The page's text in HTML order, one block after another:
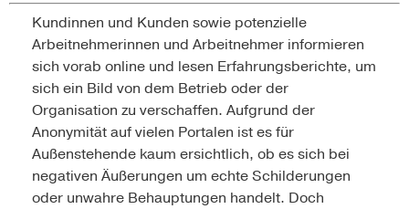
Kundinnen und Kunden sowie potenzielle
Arbeitnehmerinnen und Arbeitnehmer informieren
sich vorab online und lesen Erfahrungsberichte, um
sich ein Bild von dem Betrieb oder der
Organisation zu verschaffen. Aufgrund der
Anonymität auf vielen Portalen ist es für
Außenstehende kaum ersichtlich, ob es sich bei
negativen Äußerungen um echte Schilderungen
oder unwahre Behauptungen handelt. Doch